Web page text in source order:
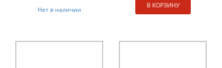
Нет в наличии
В КОРЗИНУ